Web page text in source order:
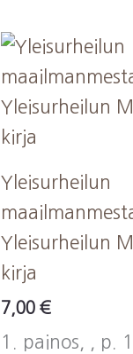
Yleisurheilun
Yleisurheilun
kirja
7,00€
1. painos, , p.